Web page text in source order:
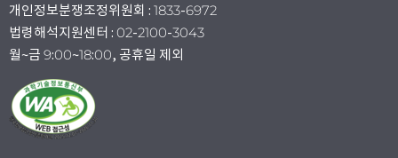
개인정보분쟁조정위원회 : 1833-6972
법령해석지원센터 : 02-2100-3043
월~금 9:00~18:00, 공휴일 제외